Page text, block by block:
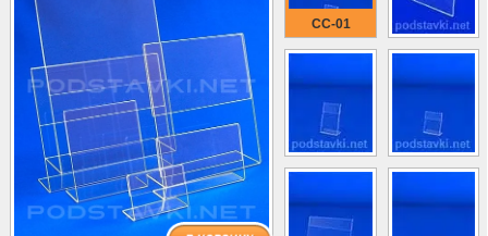
Навісні кишені
Менюхолдери
Під мобільні
Під біжутерію
Гірки та подіуми
Під косметику
Під солодке
Для хот-догів
CC-01